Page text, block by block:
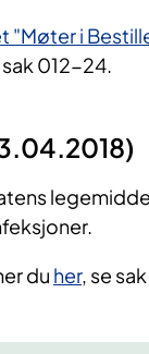
"Møter i
, sak 012-24
du her, se